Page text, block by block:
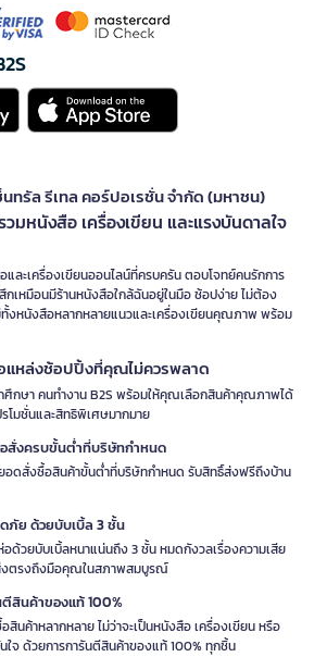
นทรัล รีเทล คอร์ปอเรชั่น จำกัด (มหาชน)
มหนังสือ เครื่องเขียน และแรงบันดาลใจ
และเครื่องเขียนออนไลน์ที่ครบครัน ตอบโจทย์คนรักการ
กเหมือนมีร้านหนังสือใกล้ฉันอยู่ในมือ ช้อปง่าย ไม่ต้อง
ทั้งหนังสือหลากหลายแนวและเครื่องเขียนคุณภาพ พร้อม
แหล่งช้อปปิ้งที่คุณไม่ควรพลาด
ศึกษา คนทำงาน B2S พร้อมให้คุณเลือกสินค้าคุณภาพได้
โมชั่นและสิทธิพิเศษมากมาย
สั่งครบขั้นต่ำที่บริษัทกำหนด
อดสั่งซื้อสินค้าขั้นต่ำที่บริษัทกำหนด รับสิทธิ์ส่งฟรีถึงบ้าน
ภัย ด้วยบับเบิ้ล 3 ชั้น
ด้วยบับเบิ้ลหนาแน่นถึง 3 ชั้น หมดกังวลเรื่องความเสีย
งตรงถึงมือคุณในสภาพสมบูรณ์
สินค้าของแท้ 100%
นค้าหลากหลาย ไม่ว่าจะเป็นหนังสือ เครื่องเขียน หรือ
ใจ ด้วยการการันตีสินค้าของแท้ 100% ทุกชิ้น